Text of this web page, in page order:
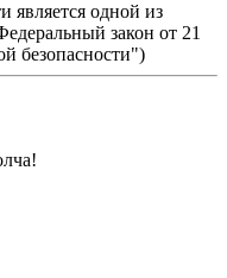
является одной из
закон от 21
безопасности")